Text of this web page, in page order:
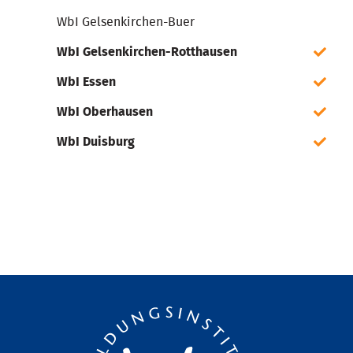
WbI Gelsenkirchen-Buer
WbI Gelsenkirchen-Rotthausen
WbI Essen
WbI Oberhausen
WbI Duisburg